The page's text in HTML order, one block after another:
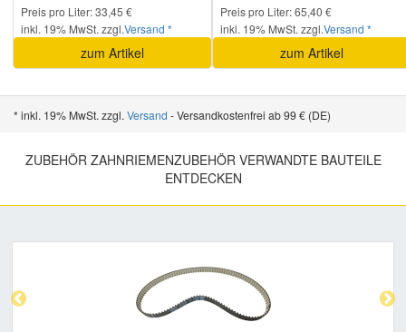
Preis pro Liter: 33,45 €
inkl. 19% MwSt. zzgl.Versand *
zum Artikel
Preis pro Liter: 65,40 €
inkl. 19% MwSt. zzgl.Versand *
zum Artikel
* inkl. 19% MwSt. zzgl. Versand - Versandkostenfrei ab 99 € (DE)
ZUBEHÖR ZAHNRIEMENZUBEHÖR VERWANDTE BAUTEILE
ENTDECKEN